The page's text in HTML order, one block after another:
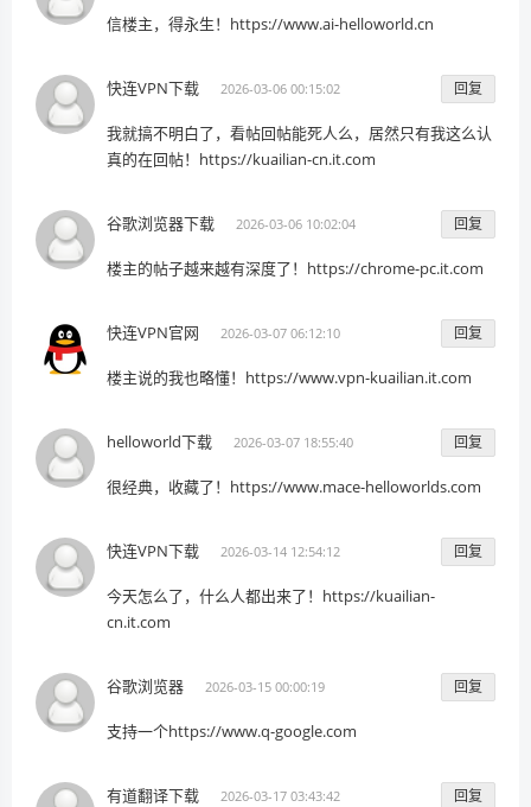
信楼主，得永生！https://www.ai-helloworld.cn
快连VPN下载 2026-03-06 00:15:02 回复
我就搞不明白了，看帖回帖能死人么，居然只有我这么认
真的在回帖！https://kuailian-cn.it.com
谷歌浏览器下载 2026-03-06 10:02:04 回复
楼主的帖子越来越有深度了！https://chrome-pc.it.com
快连VPN官网 2026-03-07 06:12:10 回复
楼主说的我也略懂！https://www.vpn-kuailian.it.com
helloworld下载 2026-03-07 18:55:40 回复
很经典，收藏了！https://www.mace-helloworlds.com
快连VPN下载 2026-03-14 12:54:12 回复
今天怎么了，什么人都出来了！https://kuailian-
cn.it.com
谷歌浏览器 2026-03-15 00:00:19 回复
支持一个https://www.q-google.com
有道翻译下载 2026-03-17 03:43:42 回复